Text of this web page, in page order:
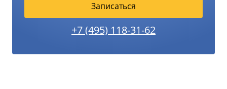
Записаться
+7 (495) 118-31-62